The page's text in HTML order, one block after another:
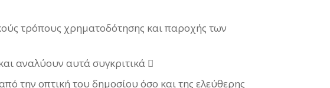
τρόπους χρηματοδότησης και παροχής των
αναλύουν αυτά συγκριτικά 
την οπτική του δημοσίου όσο και της ελεύθερης